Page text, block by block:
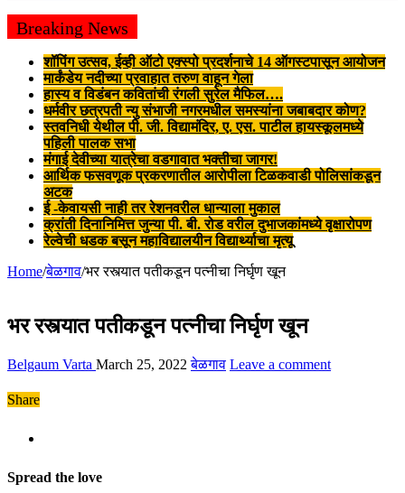
Breaking News
शॉपिंग उत्सव, ईव्ही ऑटो एक्स्पो प्रदर्शनाचे 14 ऑगस्टपासून आयोजन
मार्कंडेय नदीच्या प्रवाहात तरुण वाहून गेला
हास्य व विडंबन कवितांची रंगली सुरेल मैफिल….
धर्मवीर छत्रपती न्यु संभाजी नगरमधील समस्यांना जबाबदार कोण?
स्तवनिधी येथील पी. जी. विद्यामंदिर, ए. एस. पाटील हायस्कूलमध्ये
पहिली पालक सभा
मंगाई देवीच्या यात्रेचा वडगावात भक्तीचा जागर!
आर्थिक फसवणूक प्रकरणातील आरोपीला टिळकवाडी पोलिसांकडून
अटक
ई -केवायसी नाही तर रेशनवरील धान्याला मुकाल
क्रांती दिनानिमित्त जुन्या पी. बी. रोड वरील दुभाजकांमध्ये वृक्षारोपण
रेल्वेची धडक बसून महाविद्यालयीन विद्यार्थ्याचा मृत्यू
Home/बेळगाव/भर रस्त्यात पतीकडून पत्नीचा निर्घृण खून
भर रस्त्यात पतीकडून पत्नीचा निर्घृण खून
Belgaum Varta March 25, 2022 बेळगाव Leave a comment
Share
Spread the love